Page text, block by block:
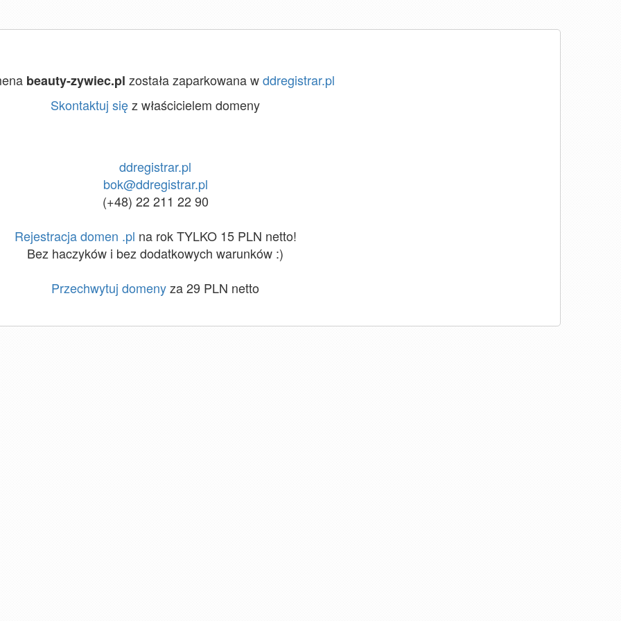
beauty-zywiec.pl została zaparkowana wddregistrar.pl
Skontaktuj sięz właścicielem domeny
ddregistrar.pl
bok@ddregistrar.pl
(+48) 22 211 22 90
Rejestracja domen .pl na rok TYLKO 15 PLN netto!
Bez haczyków i bez dodatkowych warunków :)
Przechwytuj domenyza 29 PLN netto